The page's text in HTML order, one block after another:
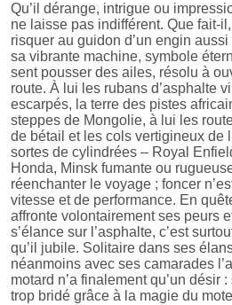
Qu’il dérange, intrigue ou
ne laisse pas indifférent. Que fait-
risquer au guidon d’un engin
sa vibrante machine, symbole
sent pousser des ailes, résolu à
route. À lui les rubans d’asphalte
escarpés, la terre des pistes
steppes de Mongolie, à lui les
de bétail et les cols vertigineux de
sortes de cylindrées – Royal
Honda, Minsk fumante ou
réenchanter le voyage ; foncer
vitesse et de performance. En
affronte volontairement ses peurs
s’élance sur l’asphalte, c’est
qu’il jubile. Solitaire dans ses
néanmoins avec ses camarades
motard n’a finalement qu’un désir
trop bridé grâce à la magie du